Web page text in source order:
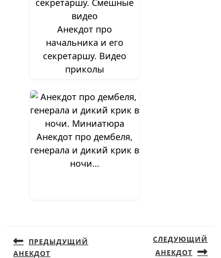
Анекдот про
начальника и его
секретаршу. Видео
приколы
Анекдот про дембеля,
генерала и дикий крик в
ночи…
записям
ПРЕДЫДУЩИЙ
АНЕКДОТ
СЛЕДУЮЩИЙ
АНЕКДОТ